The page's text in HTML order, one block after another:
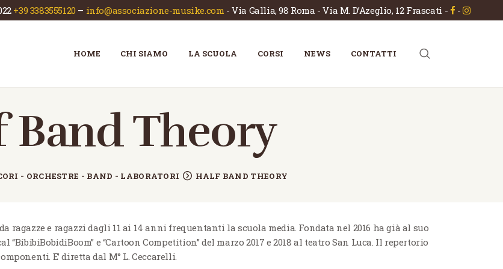
+39 3383555120 – info@associazione-musike.com -Via Gallia, 98 Roma - Via M. D’Azeglio, 12 Frascati - -
HOME CHI SIAMO LA SCUOLA CORSI NEWS CONTATTI
Band Theory
- ORCHESTRE - BAND - LABORATORI HALF BAND THEORY
ASSOCIAZIONE MUSIKÈ
ragazze e ragazzi dagli 11 ai 14 anni frequentanti la scuola media. Fondata nel 2016 ha già al suo
e “Cartoon Competition” del marzo 2017 e 2018 al teatro San Luca. Il repertorio
E’ diretta dal M° L. Ceccarelli.